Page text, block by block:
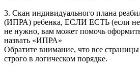
3. Скан индивидуального плана
(ИПРА) ребенка, ЕСЛИ ЕСТЬ (если не
не нужно, вам может помочь
назвать «ИПРА»
Обратите внимание, что все
строго в логическом порядке.